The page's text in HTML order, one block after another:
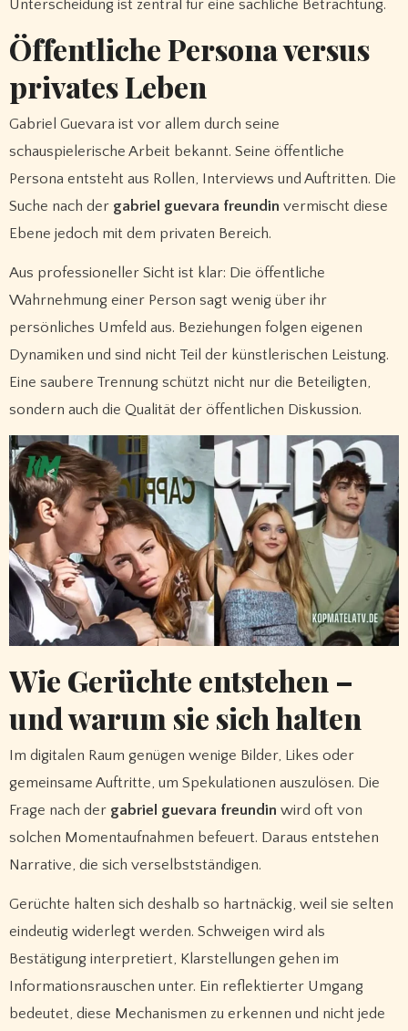
Unterscheidung ist zentral für eine sachliche Betrachtung.
Öffentliche Persona versus
privates Leben
Gabriel Guevara ist vor allem durch seine
schauspielerische Arbeit bekannt. Seine öffentliche
Persona entsteht aus Rollen, Interviews und Auftritten. Die
Suche nach der gabriel guevara freundin vermischt diese
Ebene jedoch mit dem privaten Bereich.
Aus professioneller Sicht ist klar: Die öffentliche
Wahrnehmung einer Person sagt wenig über ihr
persönliches Umfeld aus. Beziehungen folgen eigenen
Dynamiken und sind nicht Teil der künstlerischen Leistung.
Eine saubere Trennung schützt nicht nur die Beteiligten,
sondern auch die Qualität der öffentlichen Diskussion.
Wie Gerüchte entstehen –
und warum sie sich halten
Im digitalen Raum genügen wenige Bilder, Likes oder
gemeinsame Auftritte, um Spekulationen auszulösen. Die
Frage nach der gabriel guevara freundin wird oft von
solchen Momentaufnahmen befeuert. Daraus entstehen
Narrative, die sich verselbstständigen.
Gerüchte halten sich deshalb so hartnäckig, weil sie selten
eindeutig widerlegt werden. Schweigen wird als
Bestätigung interpretiert, Klarstellungen gehen im
Informationsrauschen unter. Ein reflektierter Umgang
bedeutet, diese Mechanismen zu erkennen und nicht jede